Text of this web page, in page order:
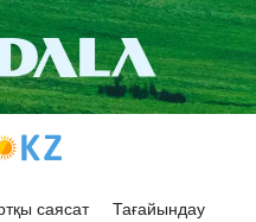
саясат Тағайындау